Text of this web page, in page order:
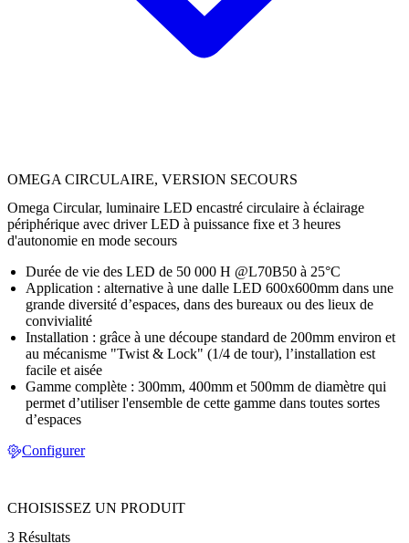
OMEGA CIRCULAIRE, VERSION SECOURS
Omega Circular, luminaire LED encastré circulaire à éclairage
périphérique avec driver LED à puissance fixe et 3 heures
d'autonomie en mode secours
Durée de vie des LED de 50 000 H @L70B50 à 25°C
Application : alternative à une dalle LED 600x600mm dans une
grande diversité d’espaces, dans des bureaux ou des lieux de
convivialité
Installation : grâce à une découpe standard de 200mm environ et
au mécanisme "Twist & Lock" (1/4 de tour), l’installation est
facile et aisée
Gamme complète : 300mm, 400mm et 500mm de diamètre qui
permet d’utiliser l'ensemble de cette gamme dans toutes sortes
d’espaces
Configurer
CHOISISSEZ UN PRODUIT
3 Résultats